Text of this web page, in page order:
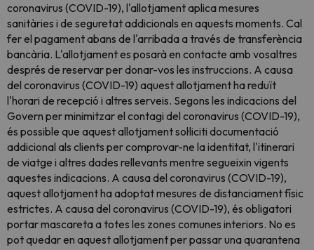
coronavirus (COVID-19), l'allotjament aplica mesures
sanitàries i de seguretat addicionals en aquests moments. Cal
fer el pagament abans de l'arribada a través de transferència
bancària. L'allotjament es posarà en contacte amb vosaltres
després de reservar per donar-vos les instruccions. A causa
del coronavirus (COVID-19) aquest allotjament ha reduït
l'horari de recepció i altres serveis. Segons les indicacions del
Govern per minimitzar el contagi del coronavirus (COVID-19),
és possible que aquest allotjament sol·liciti documentació
addicional als clients per comprovar-ne la identitat, l'itinerari
de viatge i altres dades rellevants mentre segueixin vigents
aquestes indicacions. A causa del coronavirus (COVID-19),
aquest allotjament ha adoptat mesures de distanciament físic
estrictes. A causa del coronavirus (COVID-19), és obligatori
portar mascareta a totes les zones comunes interiors. No es
pot quedar en aquest allotjament per passar una quarantena